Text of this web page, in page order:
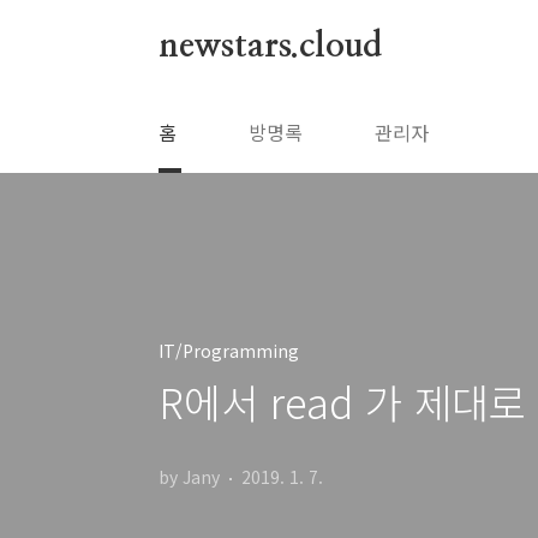
newstars.cloud
홈 방명록 관리자
IT/Programming
R에서 read 가 제대
by Jany 2019. 1. 7.